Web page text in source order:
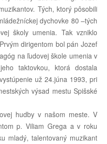
Tých, ktorý pôsobili
dychovke 80 –tých
školy umenia. Tak vzniklo
dirigentom bol pán Jozef
na ľudovej škole umenia v
taktovkou, ktorá dostala
už 24.júna 1993, pri
výsad mestu Spišské
hudby v našom meste. V
p. Viliam Grega a v roku
mladý, talentovaný muzikant